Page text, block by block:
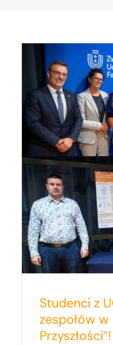
Studenci z
zespołów w
Przyszłości”!